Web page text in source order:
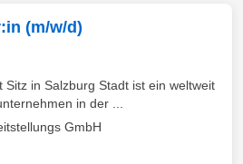
(m/w/d)
Sitz in Salzburg Stadt ist ein weltweit
in der ...
GmbH